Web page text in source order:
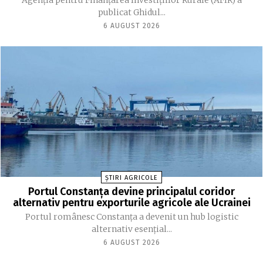
publicat Ghidul...
6 AUGUST 2026
ȘTIRI AGRICOLE
Portul Constanța devine principalul coridor
alternativ pentru exporturile agricole ale Ucrainei
Portul românesc Constanța a devenit un hub logistic
alternativ esențial...
6 AUGUST 2026